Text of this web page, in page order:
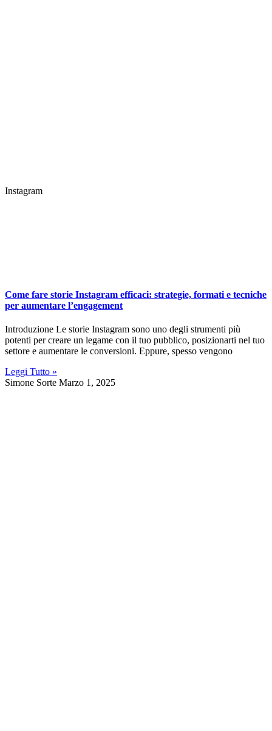
Instagram
Come fare storie Instagram efficaci: strategie, formati e tecniche
per aumentare l’engagement
Introduzione Le storie Instagram sono uno degli strumenti più
potenti per creare un legame con il tuo pubblico, posizionarti nel tuo
settore e aumentare le conversioni. Eppure, spesso vengono
Leggi Tutto »
Simone Sorte Marzo 1, 2025